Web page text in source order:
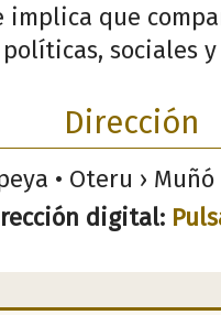
implica que
sociales
Dirección
• Oteru ›
digital: